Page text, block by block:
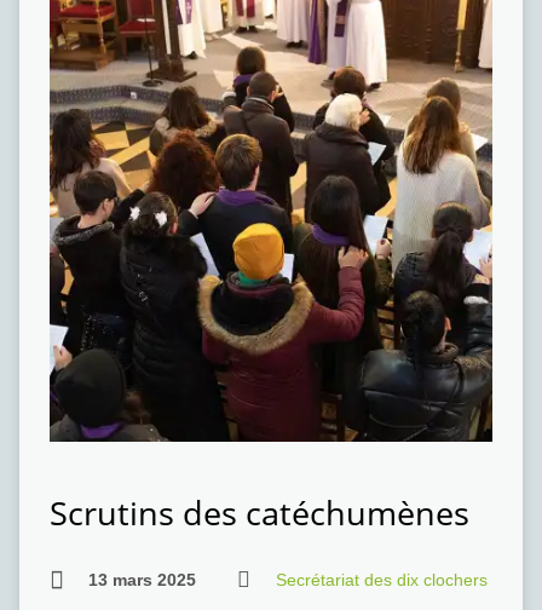
Scrutins des catéchumènes
13 mars 2025 Secrétariat des dix clochers